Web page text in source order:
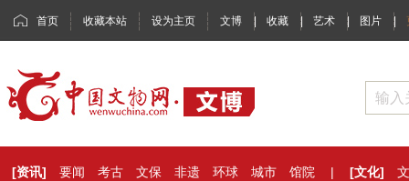
首页 收藏本站 设为主页 文博 | 收藏 | 艺术 | 图片 |
[资讯] 要闻 考古 文保 非遗 环球 城市 馆院 | [文化]